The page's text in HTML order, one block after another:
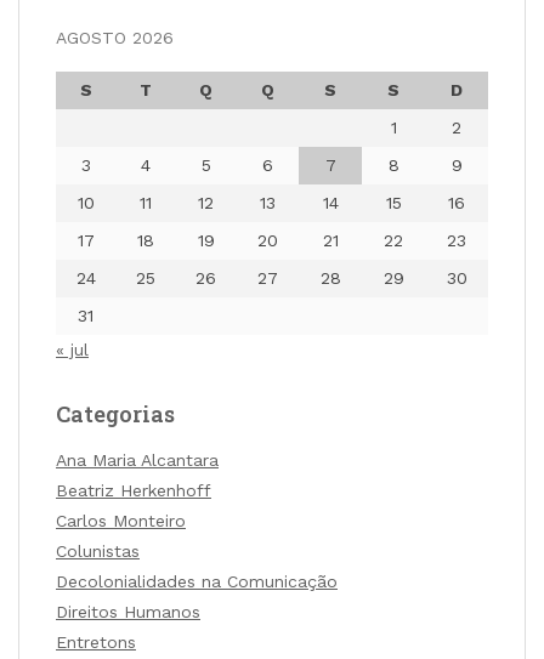
AGOSTO 2026
S T Q Q S S
D
1
2
3
4 5 6 7 8
9
10
11 12 13 14 15
16
17
18 19 20 21 22
23
24
25 26 27 28 29
30
31
« jul
Categorias
Ana Maria Alcantara
Beatriz Herkenhoff
Carlos Monteiro
Colunistas
Decolonialidades na Comunicação
Direitos Humanos
Entretons